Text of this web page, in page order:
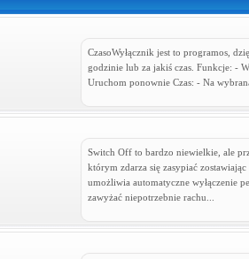
CzasoWyłącznik jest to programos,
godzinie lub za jakiś czas. Funkcje: -
Uruchom ponownie Czas: - Na
Switch Off to bardzo niewielkie, ale
którym zdarza się zasypiać
umożliwia automatyczne wyłączenie
zawyżać niepotrzebnie rachu...